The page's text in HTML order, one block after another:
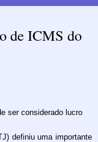
de ICMS do
ser considerado lucro
definiu uma importante